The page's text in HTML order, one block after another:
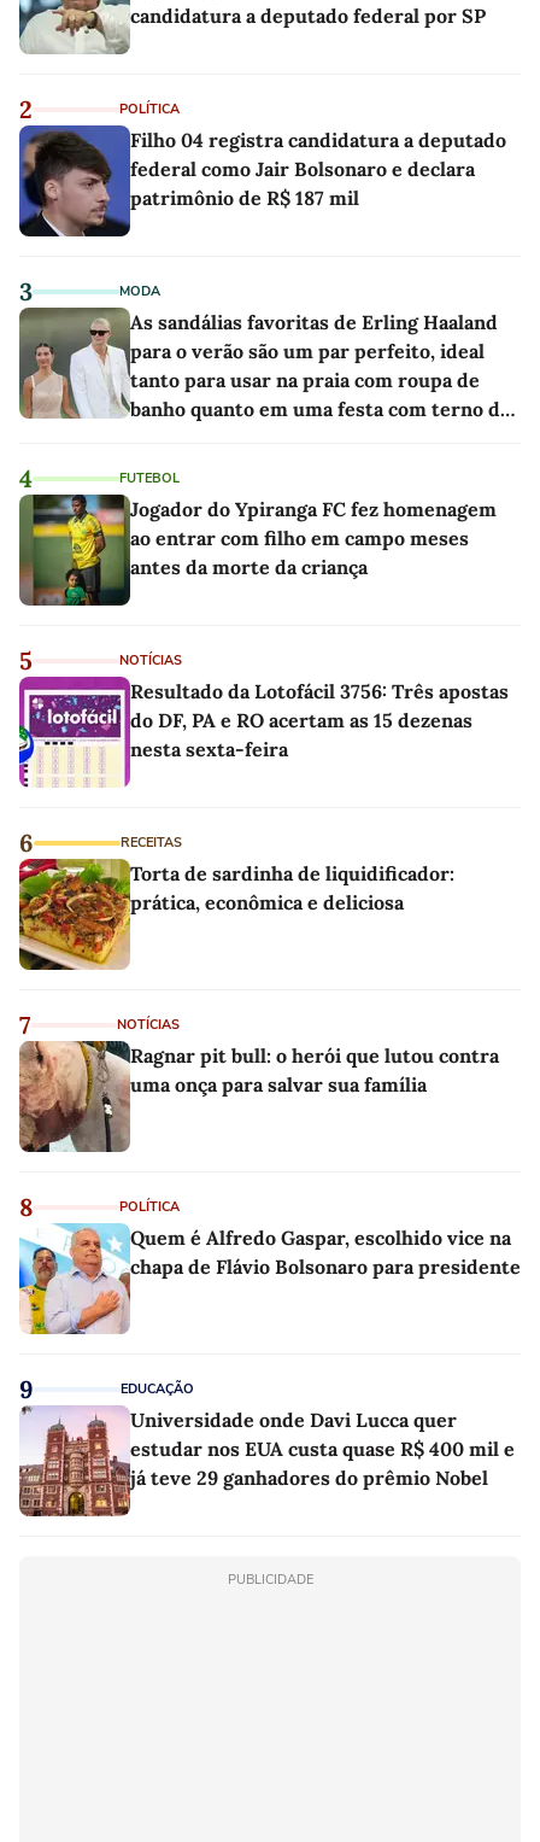
candidatura a deputado federal por SP
2 POLÍTICA
Filho 04 registra candidatura a deputado
federal como Jair Bolsonaro e declara
patrimônio de R$ 187 mil
3 MODA
As sandálias favoritas de Erling Haaland
para o verão são um par perfeito, ideal
tanto para usar na praia com roupa de
banho quanto em uma festa com terno de
4 FUTEBOL
Jogador do Ypiranga FC fez homenagem
ao entrar com filho em campo meses
antes da morte da criança
5 NOTÍCIAS
Resultado da Lotofácil 3756: Três apostas
do DF, PA e RO acertam as 15 dezenas
nesta sexta-feira
6 RECEITAS
Torta de sardinha de liquidificador:
prática, econômica e deliciosa
7 NOTÍCIAS
Ragnar pit bull: o herói que lutou contra
uma onça para salvar sua família
8 POLÍTICA
Quem é Alfredo Gaspar, escolhido vice na
chapa de Flávio Bolsonaro para presidente
9 EDUCAÇÃO
Universidade onde Davi Lucca quer
estudar nos EUA custa quase R$ 400 mil e
já teve 29 ganhadores do prêmio Nobel
PUBLICIDADE